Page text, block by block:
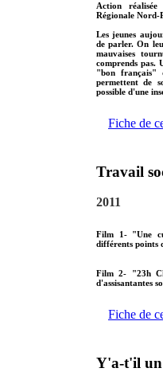
Action
Régionale Nord-
Les jeunes
de parler. On
mauvaises
comprends pas.
"bon français"
permettent de
possible d'une
Fiche de
Travail
2011
Film 1- "Une
différents points
Film 2- "23h
d'assisantantes
Fiche de
Y'a-t'il un